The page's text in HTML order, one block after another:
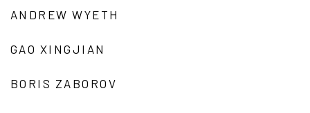
ANDREW WYETH
GAO XINGJIAN
BORIS ZABOROV